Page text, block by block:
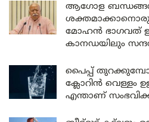
ആഗോള
മോഹൻ ഭാഗവത്
കാനഡയിലും
പൈപ്പ്
ക്ലോറിൻ വെള്ളം
എന്താണ്